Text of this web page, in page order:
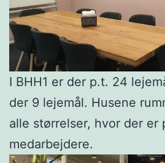
I BHH1 er der p.t. 24
der 9 lejemål. Husene
alle størrelser, hvor der er
medarbejdere.